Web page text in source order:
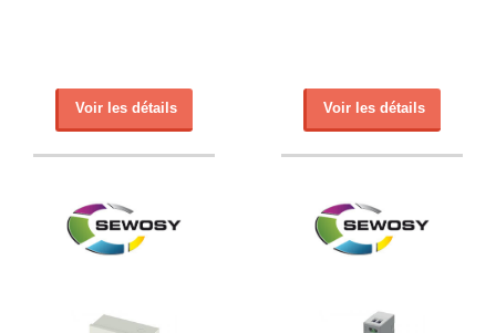
Voir les détails Voir les détails